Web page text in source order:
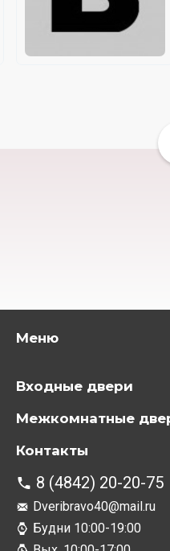
Меню
Входные двери
Межкомнатные
Контакты
8 (4842) 20-20-75
Dveribravo40@mail.ru
Будни 10:00-19:00